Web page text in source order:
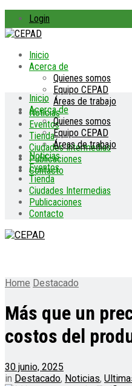
Login
Inicio
Acerca de
Quienes somos
Equipo CEPAD
Áreas de trabajo
Noticias
Eventos
Tienda
Ciudades Intermedias
Publicaciones
Contacto
Inicio
Acerca de
Quienes somos
Equipo CEPAD
Áreas de trabajo
Noticias
Eventos
Tienda
Ciudades Intermedias
Publicaciones
Contacto
Home Destacado
Más que un
costos del
30 junio, 2025
in Destacado, Noticias,